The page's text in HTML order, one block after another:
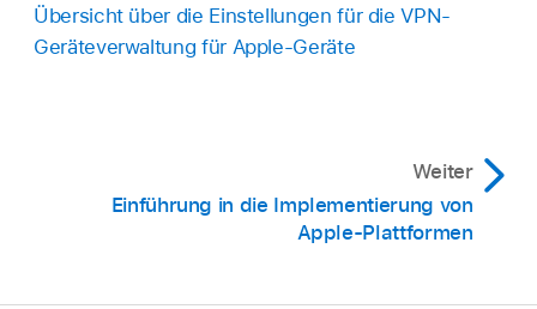
Übersicht über die Einstellungen für die VPN-
Geräteverwaltung für Apple-Geräte
Weiter
Einführung in die Implementierung von
Apple-Plattformen